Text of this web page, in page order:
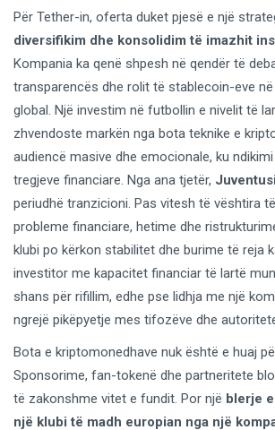
Për Tether-in, oferta duket pjesë e një
diversifikim dhe konsolidim të imazhit
Kompania ka qenë shpesh në qendër të
transparencës dhe rolit të stablecoin-eve
global. Një investim në futbollin e nivelit të
zhvendoste markën nga bota teknike e
audiencë masive dhe emocionale, ku
tregjeve financiare. Nga ana tjetër, Juventusi
periudhë tranzicioni. Pas vitesh të vështira
probleme financiare, hetime dhe
klubi po kërkon stabilitet dhe burime të reja
investitor me kapacitet financiar të lartë
shans për rifillim, edhe pse lidhja me një
ngrejë pikëpyetje mes tifozëve dhe
Bota e kriptomonedhave nuk është e huaj
Sponsorime, fan-tokenë dhe partneritete
të zakonshme vitet e fundit. Por një blerje
një klubi të madh europian nga një